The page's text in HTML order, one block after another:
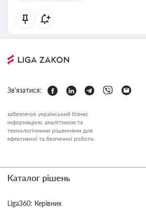
Зв'язатися:
забезпечує український бізнес
інформацією, аналітикою та
технологічними рішеннями для
ефективної та безпечної роботи.
Каталог рішень
Liga360: Керівник